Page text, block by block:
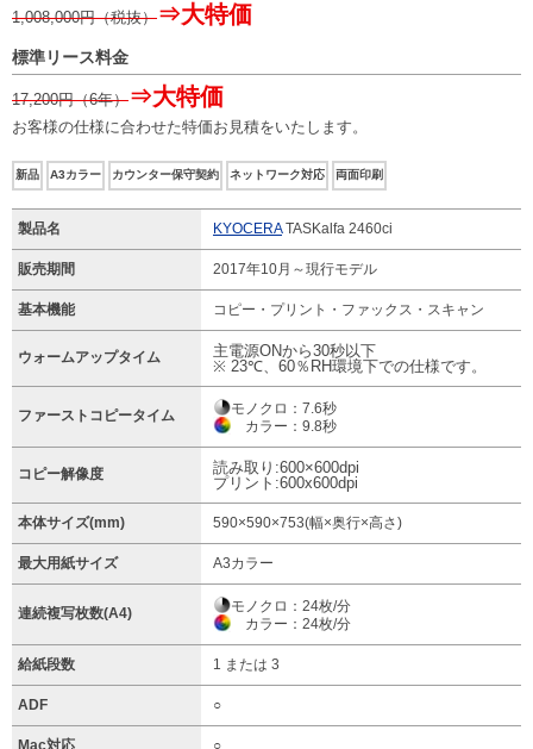
1,008,000円（税抜）⇒大特価
標準リース料金
17,200円（6年）⇒大特価
お客様の仕様に合わせた特価お見積をいたします。
新品 A3カラー カウンター保守契約 ネットワーク対応 両面印刷
製品名 KYOCERATASKalfa 2460ci
販売期間 2017年10月～現行モデル
基本機能 コピー・プリント・ファックス・スキャン
ウォームアップタイム
主電源ONから30秒以下
※ 23℃、60％RH環境下での仕様です。
ファーストコピータイム
モノクロ：7.6秒
カラー：9.8秒
コピー解像度
読み取り:600×600dpi
プリント:600x600dpi
本体サイズ(mm) 590×590×753(幅×奥行×高さ)
最大用紙サイズ A3カラー
連続複写枚数(A4)
モノクロ：24枚/分
カラー：24枚/分
給紙段数 1 または 3
ADF ○